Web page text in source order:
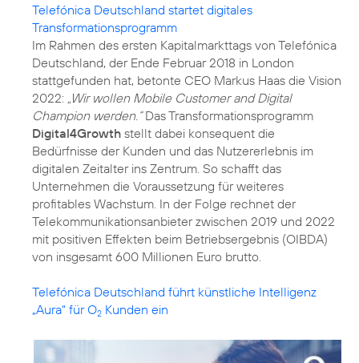
Telefónica Deutschland startet digitales
Transformationsprogramm
Im Rahmen des ersten Kapitalmarkttags von Telefónica
Deutschland, der Ende Februar 2018 in London
stattgefunden hat, betonte CEO Markus Haas die Vision
2022: „Wir wollen Mobile Customer and Digital
Champion werden.“Das Transformationsprogramm
Digital4Growth stellt dabei konsequent die
Bedürfnisse der Kunden und das Nutzererlebnis im
digitalen Zeitalter ins Zentrum. So schafft das
Unternehmen die Voraussetzung für weiteres
profitables Wachstum. In der Folge rechnet der
Telekommunikationsanbieter zwischen 2019 und 2022
mit positiven Effekten beim Betriebsergebnis (OIBDA)
von insgesamt 600 Millionen Euro brutto.
Telefónica Deutschland führt künstliche Intelligenz
„Aura“ für O2 Kunden ein